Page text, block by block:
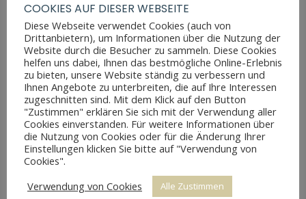
BIEDERMEIER SCHREIBSCHRANK BIRKE
COOKIES AUF DIESER WEBSEITE
Diese Webseite verwendet Cookies (auch von
Drittanbietern), um Informationen über die Nutzung der
Website durch die Besucher zu sammeln. Diese Cookies
helfen uns dabei, Ihnen das bestmögliche Online-Erlebnis
zu bieten, unsere Website ständig zu verbessern und
Ihnen Angebote zu unterbreiten, die auf Ihre Interessen
zugeschnitten sind. Mit dem Klick auf den Button
"Zustimmen" erklären Sie sich mit der Verwendung aller
Cookies einverstanden. Für weitere Informationen über
die Nutzung von Cookies oder für die Änderung Ihrer
Einstellungen klicken Sie bitte auf "Verwendung von
Cookies".
Verwendung von Cookies
Alle Zustimmen